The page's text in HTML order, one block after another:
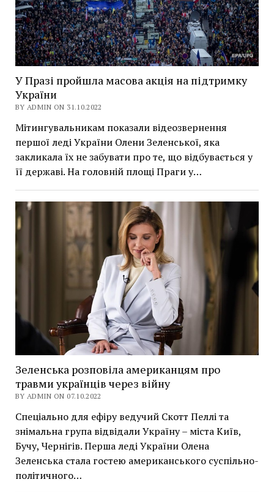
У Празі пройшла масова акція на підтримку
України
BY ADMIN ON 31.10.2022
Мітингувальникам показали відеозвернення
першої леді України Олени Зеленської, яка
закликала їх не забувати про те, що відбувається у
її державі. На головній площі Праги у…
Зеленська розповіла американцям про
травми українців через війну
BY ADMIN ON 07.10.2022
Спеціально для ефіру ведучий Скотт Пеллі та
знімальна група відвідали Україну – міста Київ,
Бучу, Чернігів. Перша леді України Олена
Зеленська стала гостею американського суспільно-
політичного…